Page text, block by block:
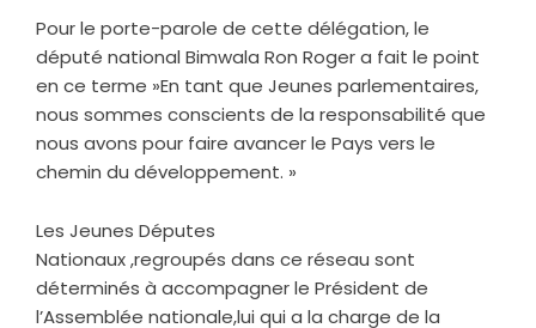
Pour le porte-parole de cette délégation, le
député national Bimwala Ron Roger a fait le point
en ce terme »En tant que Jeunes parlementaires,
nous sommes conscients de la responsabilité que
nous avons pour faire avancer le Pays vers le
chemin du développement. »
Les Jeunes Députes
Nationaux ,regroupés dans ce réseau sont
déterminés à accompagner le Président de
l’Assemblée nationale,lui qui a la charge de la